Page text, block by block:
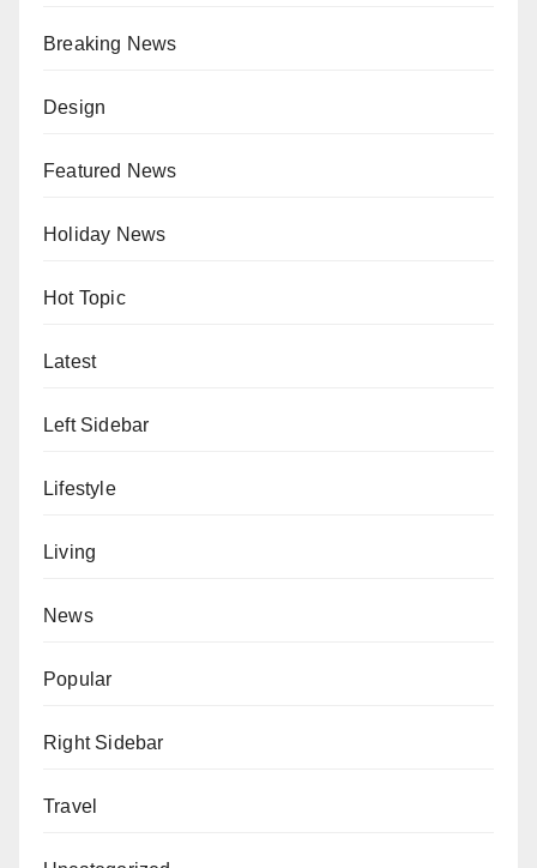
Breaking News
Design
Featured News
Holiday News
Hot Topic
Latest
Left Sidebar
Lifestyle
Living
News
Popular
Right Sidebar
Travel